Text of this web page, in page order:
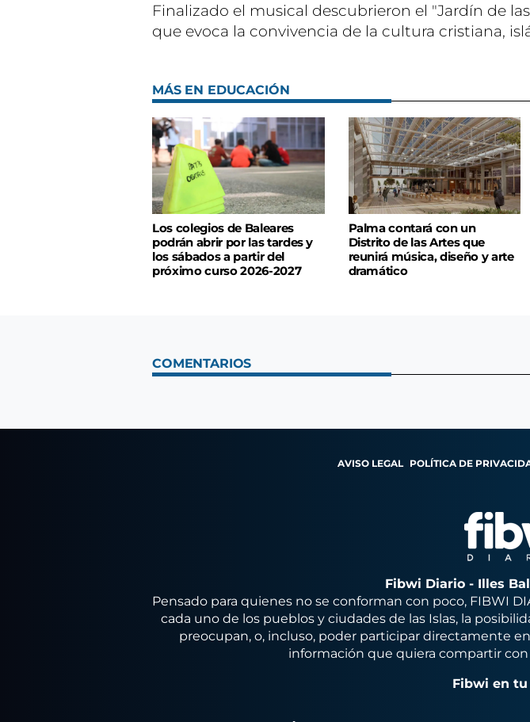
Finalizado el musical descubrieron el "Jardín de
que evoca la convivencia de la cultura cristiana,
MÁS EN EDUCACIÓN
Los colegios de Baleares
podrán abrir por las tardes y
los sábados a partir del
próximo curso 2026-2027
Palma contará con un
Distrito de las Artes que
reunirá música, diseño y arte
dramático
COMENTARIOS
AVISO LEGAL POLÍTICA DE
Fibwi Diario - Illes
Pensado para quienes no se conforman con poco, FIBWI
cada uno de los pueblos y ciudades de las Islas, la
preocupan, o, incluso, poder participar directamente
información que quiera compartir
Fibwi en